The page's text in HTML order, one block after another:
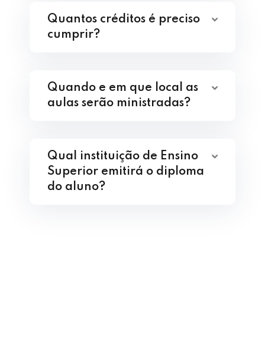
Quantos créditos é preciso
cumprir?
Quando e em que local as
aulas serão ministradas?
Qual instituição de Ensino
Superior emitirá o diploma
do aluno?